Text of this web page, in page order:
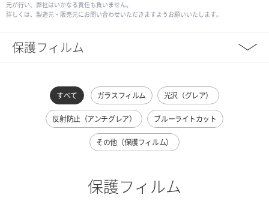
元が行い、弊社はいかなる責任も負いません。
詳しくは、製造元・販売元にお問い合わせいただきますようお願いいたします。
保護フィルム
すべて ガラスフィルム 光沢（グレア）
反射防止（アンチグレア） ブルーライトカット
その他（保護フィルム）
保護フィルム